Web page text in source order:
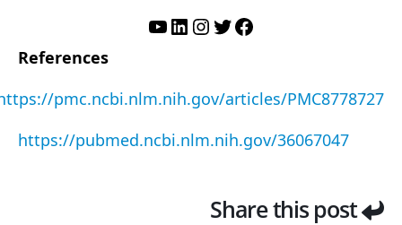
فيسبوك
تويترإنستجرام
لينكد إنيوتيوب
References
pmc.ncbi.nlm.nih.gov/articles/PMC8778727
https://pubmed.ncbi.nlm.nih.gov/36067047
Share this post